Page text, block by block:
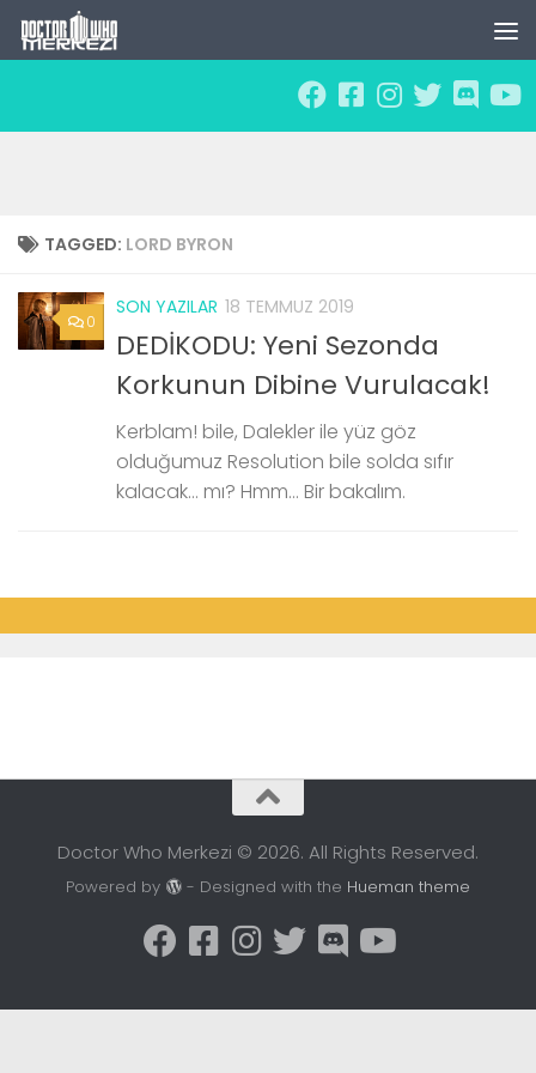
Skip to content
TAGGED: LORD BYRON
0
SON YAZILAR 18 TEMMUZ 2019
DEDİKODU: Yeni Sezonda
Korkunun Dibine Vurulacak!
Kerblam! bile, Dalekler ile yüz göz
olduğumuz Resolution bile solda sıfır
kalacak… mı? Hmm… Bir bakalım.
Doctor Who Merkezi © 2026. All Rights Reserved.
Powered by - Designed with the Hueman theme